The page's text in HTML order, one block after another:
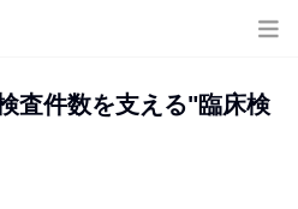
査件数を支える"臨床検